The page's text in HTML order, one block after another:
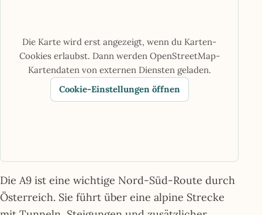
Die Karte wird erst angezeigt, wenn du Karten-
Cookies erlaubst. Dann werden OpenStreetMap-
Kartendaten von externen Diensten geladen.
Cookie-Einstellungen öffnen
Die A9 ist eine wichtige Nord-Süd-Route durch
Österreich. Sie führt über eine alpine Strecke